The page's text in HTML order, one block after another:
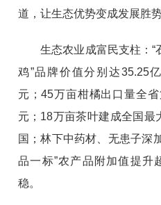
道，让生态优势变成发展胜势
生态农业成富民支柱：“
鸡”品牌价值分别达35.25
元；45万亩柑橘出口量全
元；18万亩茶叶建成全国最
国；林下中药材、无患子深
品一标”农产品附加值提升
稳。